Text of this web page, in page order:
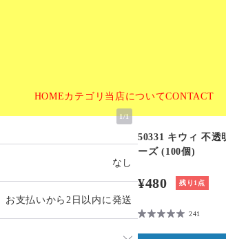
HOMEカテゴリ 当店についてCONTACT
1/1
なし
お支払いから2日以内に発送
50331 キウィ 不
ーズ (100個)
¥480 残り1点
241